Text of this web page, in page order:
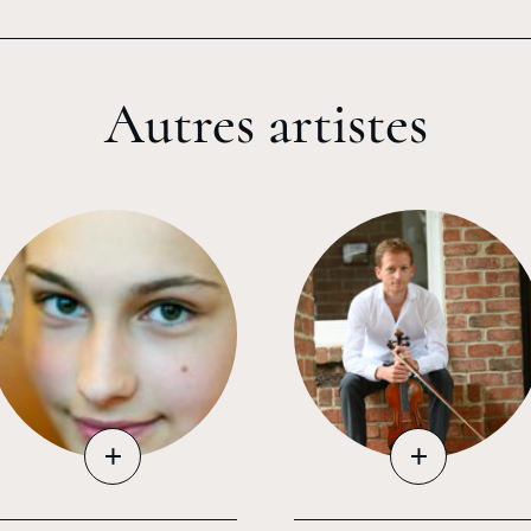
Autres artistes
+ +